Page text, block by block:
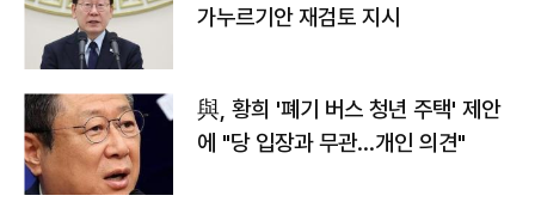
가누르기안 재검토 지시
與, 황희 '폐기 버스 청년 주택' 제안
에 "당 입장과 무관…개인 의견"